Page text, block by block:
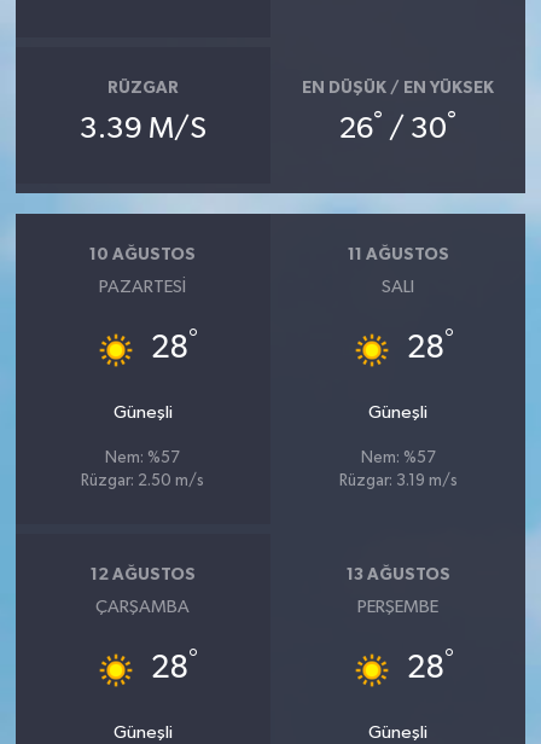
RÜZGAR
3.39 M/S
EN DÜŞÜK / EN YÜKSEK
26° / 30°
10 AĞUSTOS
PAZARTESI
28°
Güneşli
Nem: %57
Rüzgar: 2.50 m/s
11 AĞUSTOS
SALI
28°
Güneşli
Nem: %57
Rüzgar: 3.19 m/s
12 AĞUSTOS
ÇARŞAMBA
28°
Güneşli
13 AĞUSTOS
PERŞEMBE
28°
Güneşli